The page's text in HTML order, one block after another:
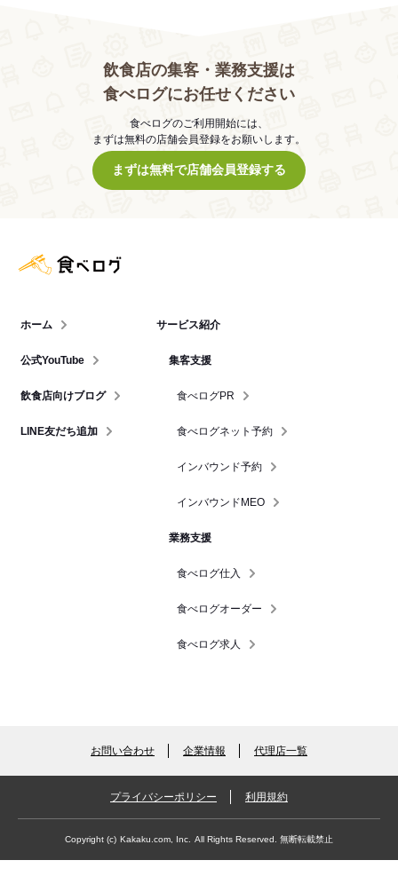
飲食店の集客・業務支援は
食べログにお任せください
食べログのご利用開始には、
まずは無料の店舗会員登録をお願いします。
まずは無料で店舗会員登録する
ホーム
公式YouTube
飲食店向けブログ
LINE友だち追加
サービス紹介
集客支援
食べログPR
食べログネット予約
インバウンド予約
インバウンドMEO
業務支援
食べログ仕入
食べログオーダー
食べログ求人
お問い合わせ 企業情報 代理店一覧
プライバシーポリシー 利用規約
Copyright (c) Kakaku.com, Inc. All Rights Reserved. 無断転載禁止